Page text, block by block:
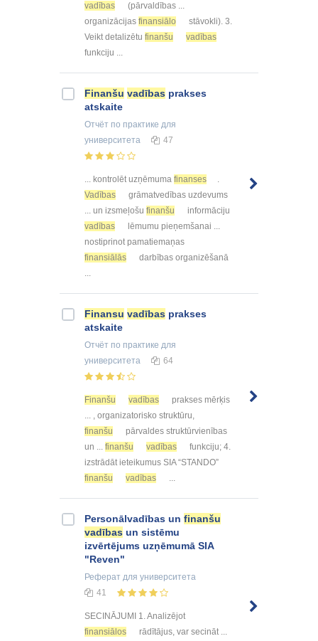
vadības
(pārvaldības ...
organizācijas finansiālo
stāvokli). 3.
Veikt detalizētu finanšu
vadības
funkciju ...
Finanšu vadības prakses
atskaite
Отчёт по практике для
университета
47
... kontrolēt uzņēmuma finanses
.
Vadības
grāmatvedības uzdevums
... un izsmeļošu finanšu
informāciju
vadības
lēmumu pieņemšanai ...
nostiprinot pamatiemaņas
finansiālās
darbības organizēšanā
...
Finansu vadības prakses
atskaite
Отчёт по практике для
университета
64
Finanšu vadības
prakses mērķis
... , organizatorisko struktūru,
finanšu
pārvaldes struktūrvienības
un ... finanšu vadības
funkciju; 4.
izstrādāt ieteikumus SIA “STANDO”
finanšu
vadības ...
Personālvadības un finanšu
vadības un sistēmu
izvērtējums uzņēmumā SIA
"Reven"
Реферат для университета
41
SECINĀJUMI 1. Analizējot
finansiālos
rādītājus, var secināt ...